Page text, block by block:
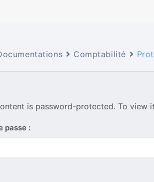
Comptabilité
is password-protected. To view
passe :